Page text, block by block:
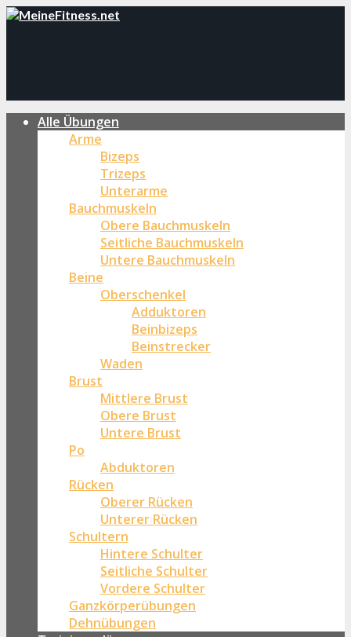
Alle Übungen
Arme
Bizeps
Trizeps
Unterarme
Bauchmuskeln
Obere Bauchmuskeln
Seitliche Bauchmuskeln
Untere Bauchmuskeln
Beine
Oberschenkel
Adduktoren
Beinbizeps
Beinstrecker
Waden
Brust
Mittlere Brust
Obere Brust
Untere Brust
Po
Abduktoren
Rücken
Oberer Rücken
Unterer Rücken
Schultern
Hintere Schulter
Seitliche Schulter
Vordere Schulter
Ganzkörperübungen
Dehnübungen